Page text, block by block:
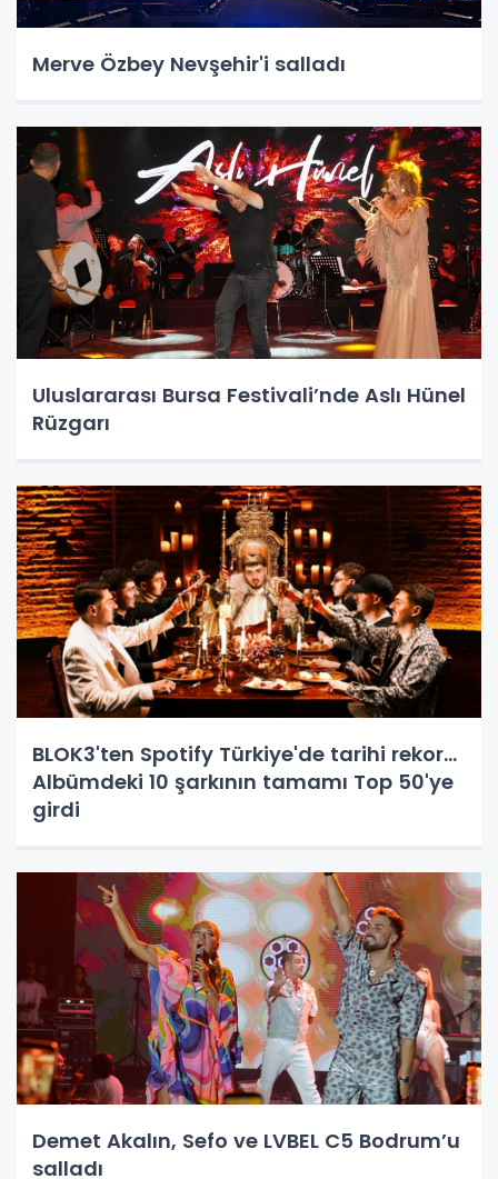
Merve Özbey Nevşehir'i salladı
Uluslararası Bursa Festivali’nde Aslı Hünel
Rüzgarı
BLOK3'ten Spotify Türkiye'de tarihi rekor...
Albümdeki 10 şarkının tamamı Top 50'ye
girdi
Demet Akalın, Sefo ve LVBEL C5 Bodrum’u
salladı